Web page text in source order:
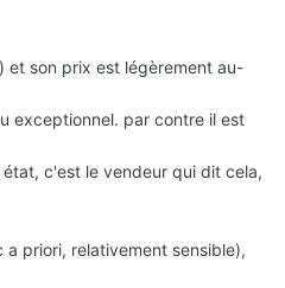
et son prix est légèrement au-
exceptionnel. par contre il est
c'est le vendeur qui dit cela,
priori, relativement sensible),